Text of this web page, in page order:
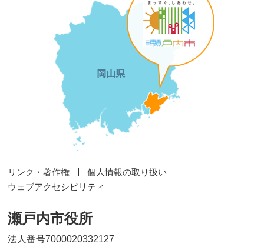
リンク・著作権
個人情報の取り扱い
ウェブアクセシビリティ
瀬戸内市役所
法人番号7000020332127